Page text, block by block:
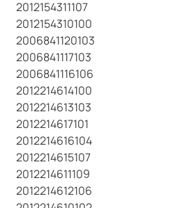
2012154311107
2012154310100
2006841120103
2006841117103
2006841116106
2012214614100
2012214613103
2012214617101
2012214616104
2012214615107
2012214611109
2012214612106